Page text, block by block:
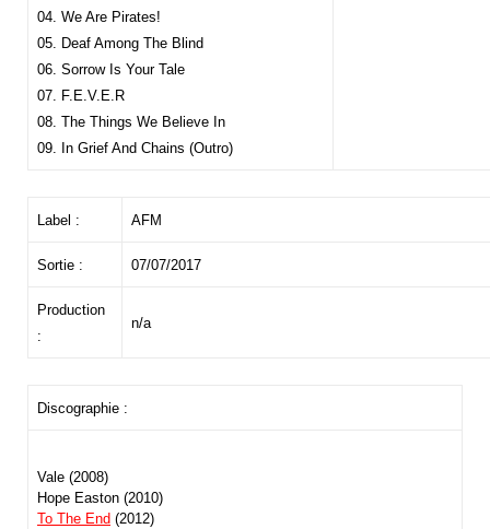
04. We Are Pirates!
05. Deaf Among The Blind
06. Sorrow Is Your Tale
07. F.E.V.E.R
08. The Things We Believe In
09. In Grief And Chains (Outro)
Label : AFM
Sortie : 07/07/2017
Production
:
n/a
Discographie :
Vale (2008)
Hope Easton (2010)
To The End (2012)